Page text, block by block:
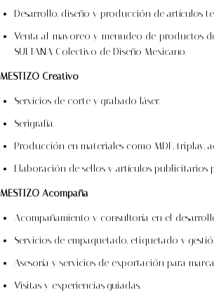
Desarrollo, diseño y producción de artículos
Venta al mayoreo y menudeo de productos
SULTANA Colectivo de Diseño Mexicano.
MESTIZO Creativo
Servicios de corte y grabado láser.
Serigrafía.
Producción en materiales como MDF, triplay,
Elaboración de sellos y artículos publicitarios
MESTIZO Acompaña
Acompañamiento y consultoría en el
Servicios de empaquetado, etiquetado y
Asesoría y servicios de exportación para
Visitas y experiencias guiadas.